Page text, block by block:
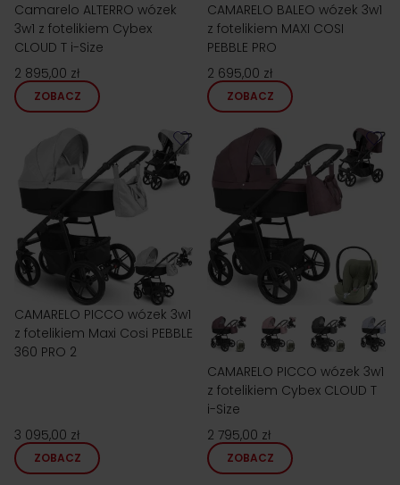
Camarelo ALTERRO wózek
3w1 z fotelikiem Cybex
CLOUD T i-Size
2 895,00 zł
ZOBACZ
CAMARELO BALEO wózek 3w1
z fotelikiem MAXI COSI
PEBBLE PRO
2 695,00 zł
ZOBACZ
CAMARELO PICCO wózek 3w1
z fotelikiem Maxi Cosi PEBBLE
360 PRO 2
3 095,00 zł
ZOBACZ
CAMARELO PICCO wózek 3w1
z fotelikiem Cybex CLOUD T
i-Size
2 795,00 zł
ZOBACZ